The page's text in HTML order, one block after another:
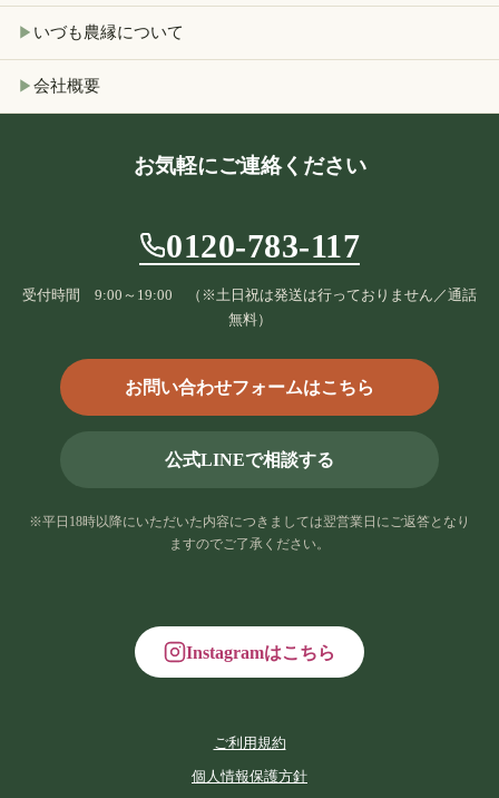
▶ いづも農縁について
▶ 会社概要
お気軽にご連絡ください
0120-783-117
受付時間 9:00～19:00 （※土日祝は発送は行っておりません／通話
無料）
お問い合わせフォームはこちら
公式LINEで相談する
※平日18時以降にいただいた内容につきましては翌営業日にご返答となり
ますのでご了承ください。
Instagramはこちら
ご利用規約
個人情報保護方針